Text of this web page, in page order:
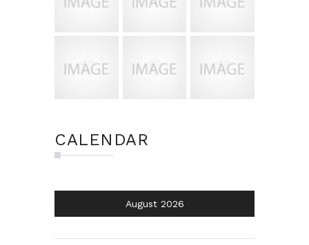
CALENDAR
August 2026